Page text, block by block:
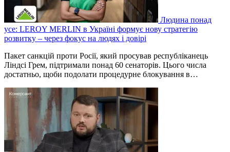
Людина понад
усе: LEROY MERLIN в Україні формує нову стратегію
розвитку – через фокус на людях і довірі
Пакет санкцій проти Росії, який просував республіканець
Ліндсі Грем, підтримали понад 60 сенаторів. Цього числа
достатньо, щоби подолати процедурне блокування в…